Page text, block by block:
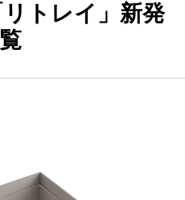
トレイ」新発